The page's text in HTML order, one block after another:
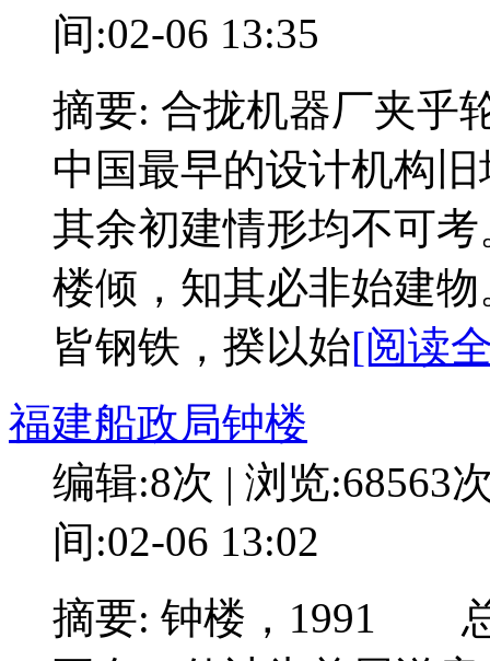
间:02-06 13:35
摘要: 合拢机器厂夹乎
中国最早的设计机构
其余初建情形均不可
楼倾，知其必非始建
皆钢铁，揆以始[阅读
福建船政局钟楼
编辑:8次 | 浏览:68563
间:02-06 13:02
摘要: 钟楼，1991 总